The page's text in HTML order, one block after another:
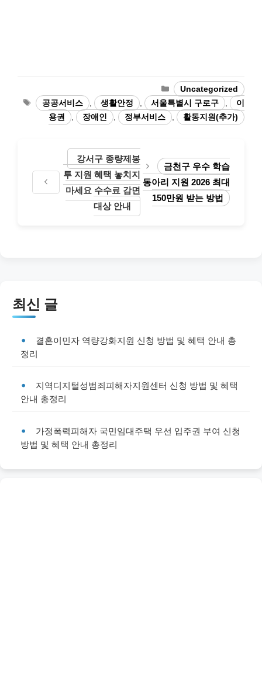
Categories
Uncategorized
Tags공공서비스 생활안정 서울특별시 구로구
이
용권
장애인 정부서비스 활동지원(추가)
강서구 종량제봉
투 지원 혜택 놓치지
마세요 수수료 감면
대상 안내
금천구 우수 학습
동아리 지원 2026 최대
150만원 받는 방법
최신 글
결혼이민자 역량강화지원 신청 방법 및 혜택 안내 총
정리
지역디지털성범죄피해자지원센터 신청 방법 및 혜택
안내 총정리
가정폭력피해자 국민임대주택 우선 입주권 부여 신청
방법 및 혜택 안내 총정리